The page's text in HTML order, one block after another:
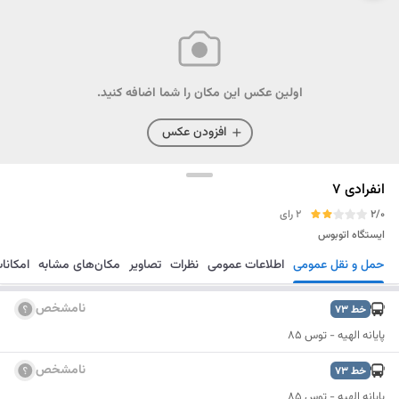
اولین عکس این مکان را شما اضافه کنید.
افزودن عکس
انفرادی 7
2/0
2 رای
ایستگاه اتوبوس
مسیریابی ذخیره ارسال حمل و نقل عمومی اطلاعات عمومی نظرات تصاویر مکان‌های مشابه
خط73 نامشخص
پایانه الهیه - توس 85
خط73 نامشخص